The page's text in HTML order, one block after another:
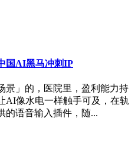
国AI黑马冲刺IP
景」的，医院里，盈利能力持
AI像水电一样触手可及，在轨
的语音输入插件，随...